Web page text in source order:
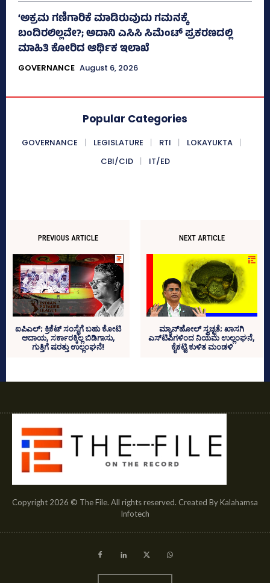
‘ಅಕ್ರಮ ಗಣಿಗಾರಿಕೆ ಮಾಡಿರುವುದು ಗಮನಕ್ಕೆ
ಬಂದಿರಲಿಲ್ಲವೇ?; ಅದಾನಿ ಎಸಿಸಿ ಸಿಮೆಂಟ್ ಪ್ರಕರಣದಲ್ಲಿ
ಮಾಹಿತಿ ಕೋರಿದ ಆರ್ಥಿಕ ಇಲಾಖೆ
GOVERNANCE August 6, 2026
Popular Categories
GOVERNANCE LEGISLATURE RTI
LOKAYUKTA
CBI/CID
IT/ED
PREVIOUS ARTICLE
ಐಪಿಎಲ್‌; ಕ್ರಿಕೆಟ್‌ ಸಂಸ್ಥೆಗೆ ಬಹು ಕೋಟಿ
ಆದಾಯ, ಸರ್ಕಾರಕ್ಕಿಲ್ಲ ಬಿಡಿಗಾಸು,
ಗುತ್ತಿಗೆ ಷರತ್ತು ಉಲ್ಲಂಘನೆ!
NEXT ARTICLE
ಮ್ಯಾನ್‌ಹೋಲ್‌ ಸ್ವಚ್ಛತೆ; ಖಾಸಗಿ
ಎಸ್‌ಟಿಪಿಗಳಿಂದ ನಿಯಮ ಉಲ್ಲಂಘನೆ,
ಕೈಕಟ್ಟಿ ಕುಳಿತ ಮಂಡಳಿ
Copyright 2026 © The File. All rights reserved. Created By Kalahamsa
Infotech